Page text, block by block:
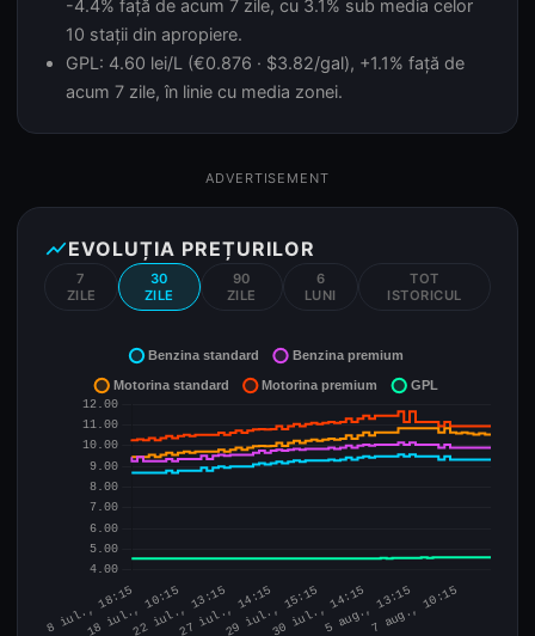
-4.4% față de acum 7 zile, cu 3.1% sub media celor
10 stații din apropiere.
GPL: 4.60 lei/L (€0.876 · $3.82/gal), +1.1% față de
acum 7 zile, în linie cu media zonei.
ADVERTISEMENT
show_chartEVOLUȚIA PREȚURILOR
7
ZILE
30
ZILE
90
ZILE
6
LUNI
TOT
ISTORICUL